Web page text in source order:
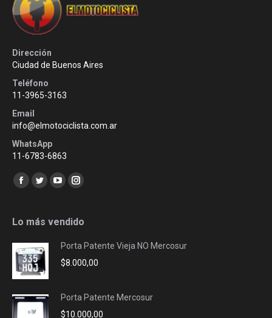
Dirección
Ciudad de Buenos Aires
Teléfono
11-3965-3163
Email
info@elmotociclista.com.ar
WhatsApp
11-6783-6863
Encuéntranos en:
Facebook
opens
new
window
Twitter
opens
new
window
YouTube
opens
new
window
Instagram
opens
new
window
Lo más vendido
Porta Patente Vieja NO Mercosur
$8.000,00
Porta Patente Mercosur
$10.000,00